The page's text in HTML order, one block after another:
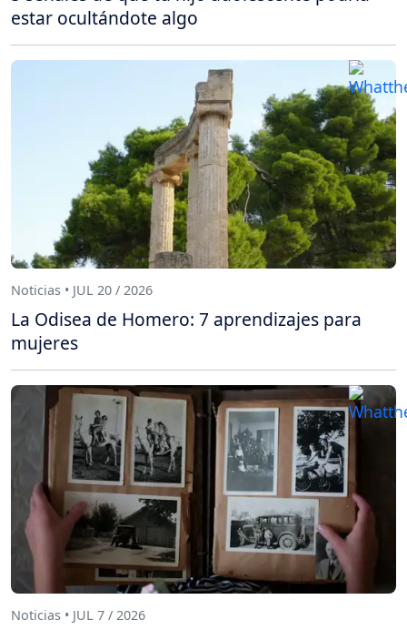
estar ocultándote algo
Noticias • JUL 20 / 2026
La Odisea de Homero: 7 aprendizajes para
mujeres
Noticias • JUL 7 / 2026